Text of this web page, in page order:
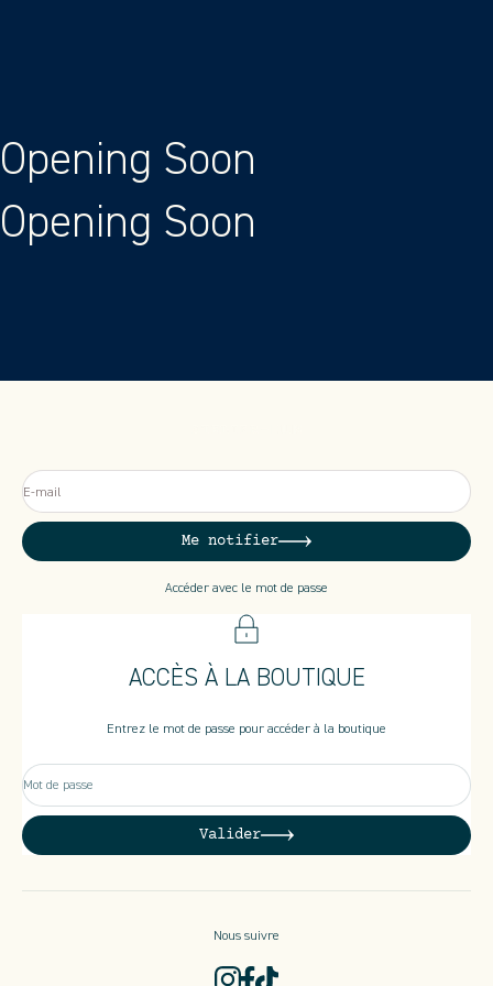
Opening Soon
Opening Soon
E-mail
Me notifier
Accéder avec le mot de passe
ACCÈS À LA BOUTIQUE
Entrez le mot de passe pour accéder à la boutique
Mot de passe
Valider
Nous suivre